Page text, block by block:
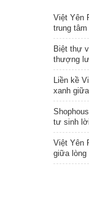
Việt Yên
trung
Biệt thự
thượng
Liền kề
xanh
tư sinh
Việt Yên
giữa lòng